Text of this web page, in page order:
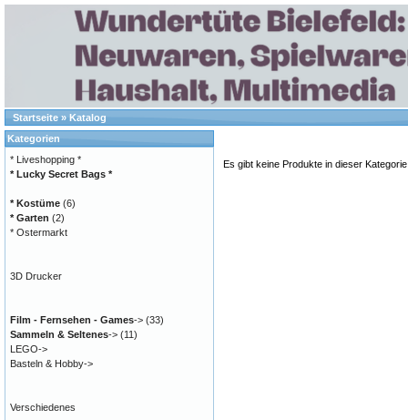
Startseite » Katalog
Es gibt keine Produkte in dieser
Kategorien
* Liveshopping *
* Lucky Secret Bags *
* Kostüme (6)
* Garten (2)
* Ostermarkt
3D Drucker
Film - Fernsehen - Games-> (33)
Sammeln & Seltenes-> (11)
LEGO->
Basteln & Hobby->
Verschiedenes